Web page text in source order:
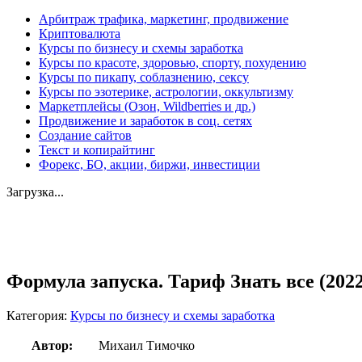
Арбитраж трафика, маркетинг, продвижение
Криптовалюта
Курсы по бизнесу и схемы заработка
Курсы по красоте, здоровью, спорту, похудению
Курсы по пикапу, соблазнению, сексу
Курсы по эзотерике, астрологии, оккультизму
Маркетплейсы (Озон, Wildberries и др.)
Продвижение и заработок в соц. сетях
Создание сайтов
Текст и копирайтинг
Форекс, БО, акции, биржи, инвестиции
Загрузка...
Формула запуска. Тариф Знать все
Категория: Курсы по бизнесу и схемы заработка
Автор: Михаил Тимочко